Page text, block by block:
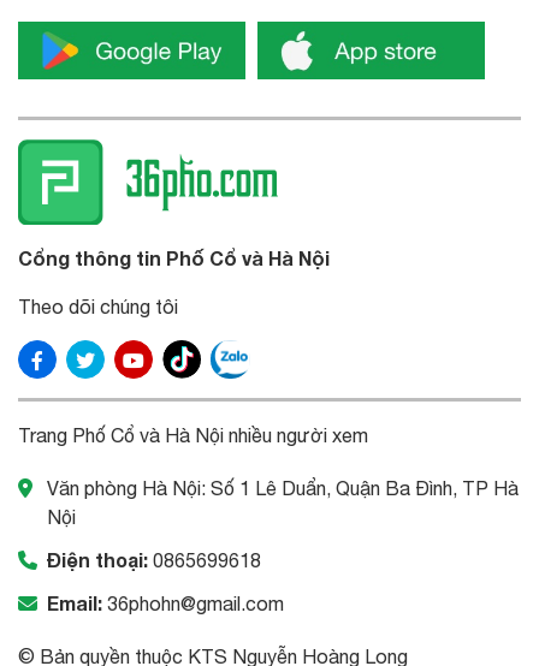
Cổng thông tin Phố Cổ và Hà Nội
Theo dõi chúng tôi
Trang Phố Cổ và Hà Nội nhiều người xem
Văn phòng Hà Nội: Số 1 Lê Duẩn, Quận Ba Đình, TP Hà
Nội
Điện thoại: 0865699618
Email: 36phohn@gmail.com
© Bản quyền thuộc KTS Nguyễn Hoàng Long